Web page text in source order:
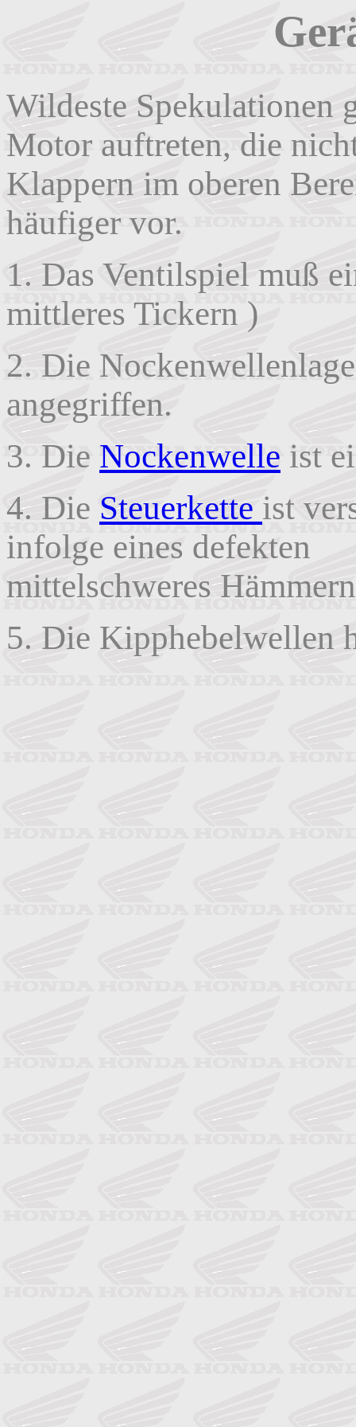
Wildeste Spekulationen
Motor auftreten, die
Klappern im oberen
häufiger vor.
1. Das Ventilspiel muß
mittleres Tickern )
2. Die
angegriffen.
3. Die Nockenwelle ist
4. Die Steuerkette ist
infolge eines
mittelschweres
5. Die Kipphebelwellen